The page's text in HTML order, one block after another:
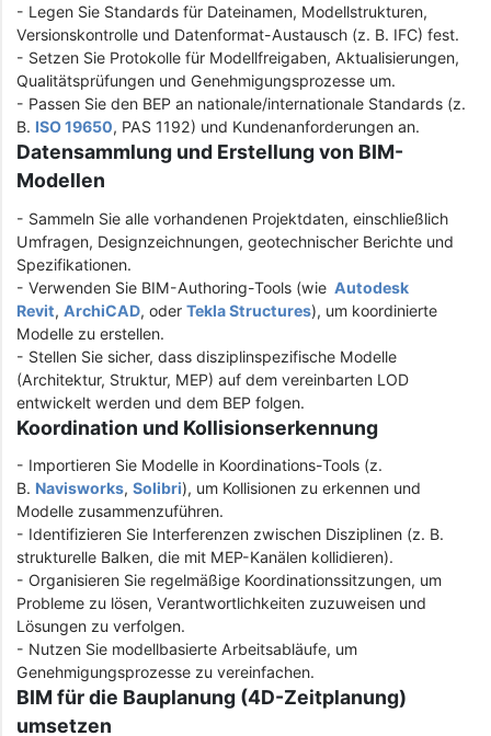
- Legen Sie Standards für Dateinamen, Modellstrukturen,
Versionskontrolle und Datenformat-Austausch (z. B. IFC) fest.
- Setzen Sie Protokolle für Modellfreigaben, Aktualisierungen,
Qualitätsprüfungen und Genehmigungsprozesse um.
- Passen Sie den BEP an nationale/internationale Standards (z.
B. ISO 19650, PAS 1192) und Kundenanforderungen an.
Datensammlung und Erstellung von BIM-
Modellen
- Sammeln Sie alle vorhandenen Projektdaten, einschließlich
Umfragen, Designzeichnungen, geotechnischer Berichte und
Spezifikationen.
- Verwenden Sie BIM-Authoring-Tools (wie Autodesk
Revit, ArchiCAD, oder Tekla Structures), um koordinierte
Modelle zu erstellen.
- Stellen Sie sicher, dass disziplinspezifische Modelle
(Architektur, Struktur, MEP) auf dem vereinbarten LOD
entwickelt werden und dem BEP folgen.
Koordination und Kollisionserkennung
- Importieren Sie Modelle in Koordinations-Tools (z.
B. Navisworks, Solibri), um Kollisionen zu erkennen und
Modelle zusammenzuführen.
- Identifizieren Sie Interferenzen zwischen Disziplinen (z. B.
strukturelle Balken, die mit MEP-Kanälen kollidieren).
- Organisieren Sie regelmäßige Koordinationssitzungen, um
Probleme zu lösen, Verantwortlichkeiten zuzuweisen und
Lösungen zu verfolgen.
- Nutzen Sie modellbasierte Arbeitsabläufe, um
Genehmigungsprozesse zu vereinfachen.
BIM für die Bauplanung (4D-Zeitplanung)
umsetzen